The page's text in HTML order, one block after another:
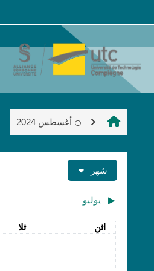
أغسطس 2024
شهر
▶︎ يوليو
الاثنين
اثن الثلاثاء
ثلا